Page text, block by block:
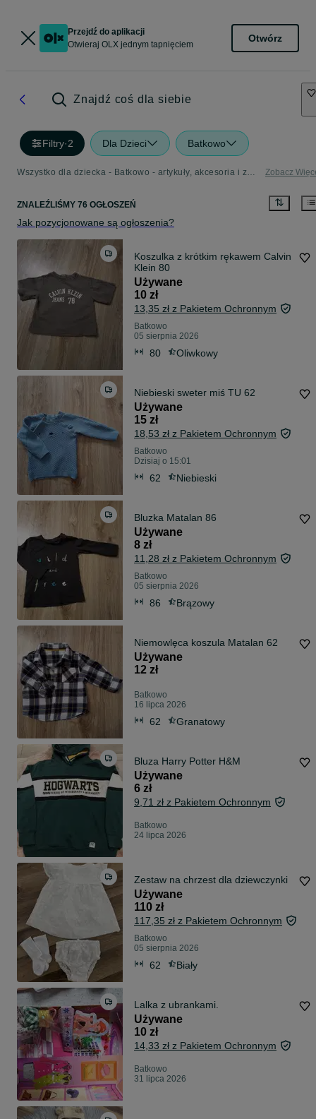
Przejdź do aplikacji
Otwieraj OLX jednym tapnięciem
Otwórz
Znajdź coś dla siebie
Filtry·2 Dla Dzieci Batkowo
Wszystko dla dziecka - Batkowo - artykuły, akcesoria i zabawki dla dzieci w Twojej okolicy Zobacz
ZNALEŹLIŚMY 76 OGŁOSZEŃ
Jak pozycjonowane są ogłoszenia?
Koszulka z krótkim rękawem Calvin
Klein 80
Używane
10 zł
13,35 zł z Pakietem Ochronnym
Batkowo
05 sierpnia 2026
80 Oliwkowy
Niebieski sweter miś TU 62
Używane
15 zł
18,53 zł z Pakietem Ochronnym
Batkowo
Dzisiaj o 15:01
62 Niebieski
Bluzka Matalan 86
Używane
8 zł
11,28 zł z Pakietem Ochronnym
Batkowo
05 sierpnia 2026
86 Brązowy
Niemowlęca koszula Matalan 62
Używane
12 zł
Batkowo
16 lipca 2026
62 Granatowy
Bluza Harry Potter H&M
Używane
6 zł
9,71 zł z Pakietem Ochronnym
Batkowo
24 lipca 2026
Zestaw na chrzest dla dziewczynki
Używane
110 zł
117,35 zł z Pakietem Ochronnym
Batkowo
05 sierpnia 2026
62 Biały
Lalka z ubrankami.
Używane
10 zł
14,33 zł z Pakietem Ochronnym
Batkowo
31 lipca 2026